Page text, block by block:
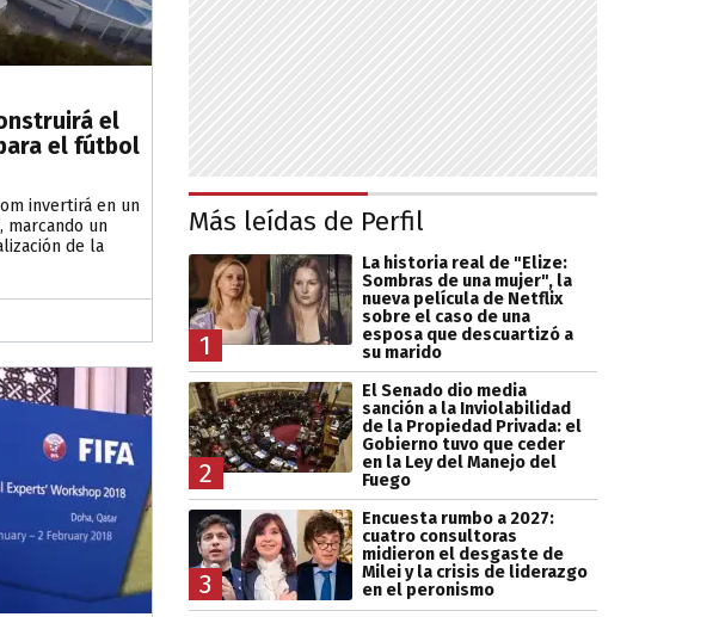
el
el fútbol
invertirá en un
marcando un
de la
Más leídas de Perfil
1
La historia real de "Elize:
Sombras de una mujer", la
nueva película de Netflix
sobre el caso de una
esposa que descuartizó a
su marido
2
El Senado dio media
sanción a la Inviolabilidad
de la Propiedad Privada: el
Gobierno tuvo que ceder
en la Ley del Manejo del
Fuego
3
Encuesta rumbo a 2027:
cuatro consultoras
midieron el desgaste de
Milei y la crisis de liderazgo
en el peronismo